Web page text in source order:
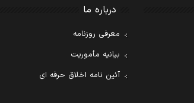
درباره ما
معرفی روزنامه
بیانیه مأموریت
آئین نامه اخلاق حرفه ای